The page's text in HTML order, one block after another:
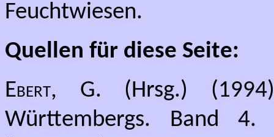
Feuchtwiesen.
Quellen für diese Seite:
Ebert, G. (Hrsg.)
Württembergs. Band